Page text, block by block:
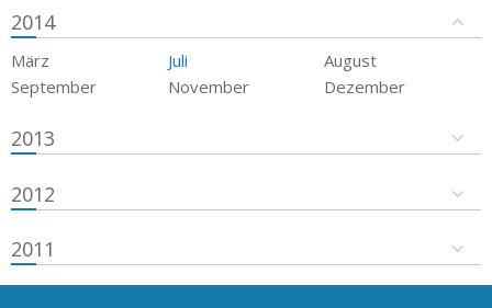
2014
März Juli
August
September
November Dezember
2013
2012
2011